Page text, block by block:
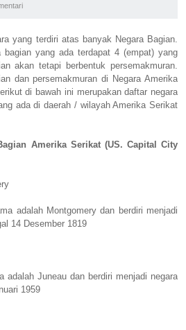
yang terdiri atas banyak Negara Bagian.
bagian yang ada terdapat 4 (empat) yang
akan tetapi berbentuk persemakmuran.
dan persemakmuran di Negara Amerika
di bawah ini merupakan daftar negara
ada di daerah / wilayah Amerika Serikat
Amerika Serikat (US. Capital City
adalah Montgomery dan berdiri menjadi
14 Desember 1819
adalah Juneau dan berdiri menjadi negara
1959